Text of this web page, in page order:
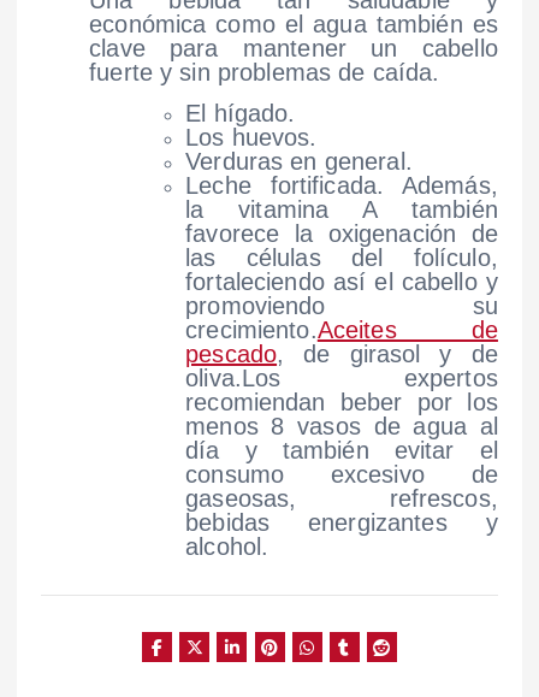
económica como el agua también es
clave para mantener un cabello
fuerte y sin problemas de caída.
El hígado.
Los huevos.
Verduras en general.
Leche fortificada. Además,
la vitamina A también
favorece la oxigenación de
las células del folículo,
fortaleciendo así el cabello y
promoviendo su
crecimiento.Aceites de
pescado, de girasol y de
oliva.Los expertos
recomiendan beber por los
menos 8 vasos de agua al
día y también evitar el
consumo excesivo de
gaseosas, refrescos,
bebidas energizantes y
alcohol.